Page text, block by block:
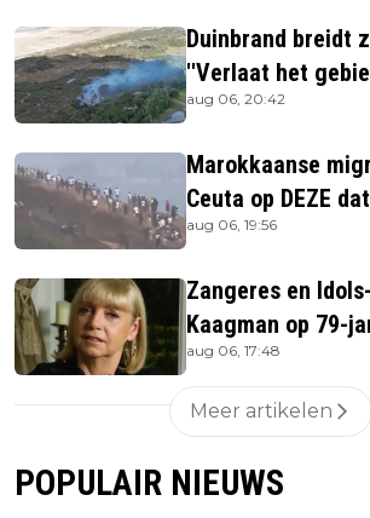
Duinbrand breidt
''Verlaat het
aug 06, 20:42
Marokkaanse
Ceuta op DEZE
bestormen
aug 06, 19:56
Zangeres en
Kaagman op 79-
overleden
aug 06, 17:48
Meer artikelen
POPULAIR NIEUWS